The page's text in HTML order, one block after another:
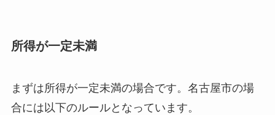
所得が一定未満
まずは所得が一定未満の場合です。名古屋市の場
合には以下のルールとなっています。